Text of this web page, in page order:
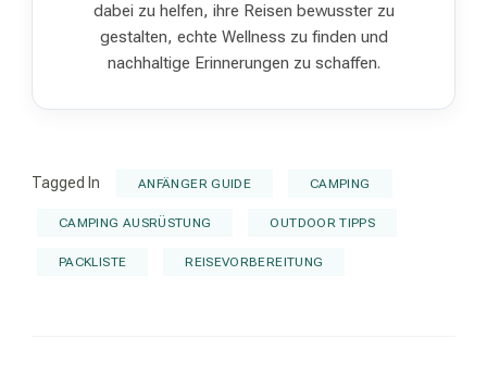
dabei zu helfen, ihre Reisen bewusster zu
gestalten, echte Wellness zu finden und
nachhaltige Erinnerungen zu schaffen.
Tagged In ANFÄNGER GUIDE CAMPING
CAMPING AUSRÜSTUNG OUTDOOR TIPPS
PACKLISTE REISEVORBEREITUNG